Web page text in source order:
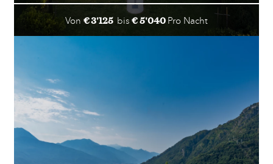
Von € 3'125 bis€ 5'040Pro Nacht